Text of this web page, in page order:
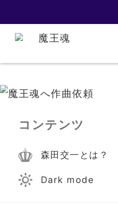
コンテンツ
森田交一とは？
Dark mode